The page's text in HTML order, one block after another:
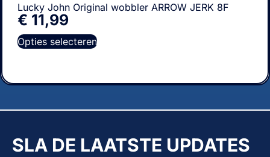
Lucky John Original wobbler ARROW JERK 8F
€ 11,99
Opties selecteren
SLA DE LAATSTE UPDATES